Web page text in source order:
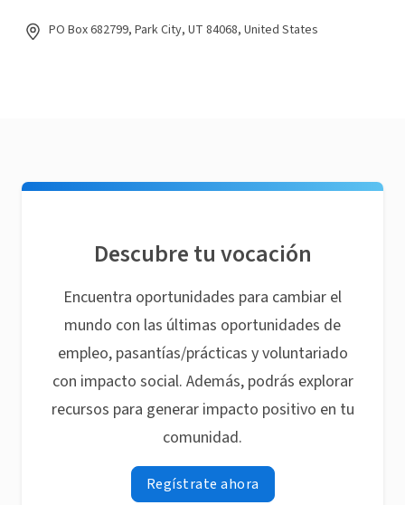
PO Box 682799, Park City, UT 84068, United States
Descubre tu vocación
Encuentra oportunidades para cambiar el
mundo con las últimas oportunidades de
empleo, pasantías/prácticas y voluntariado
con impacto social. Además, podrás explorar
recursos para generar impacto positivo en tu
comunidad.
Regístrate ahora